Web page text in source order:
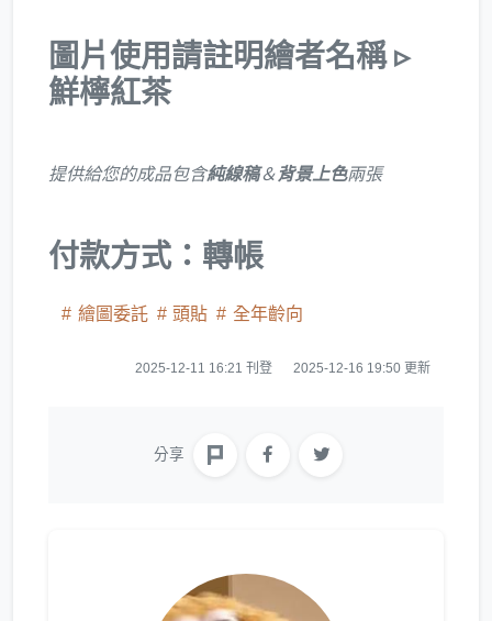
圖片使用請註明繪者名稱 ▹
鮮檸紅茶
提供給您的成品包含純線稿＆背景上色兩張
付款方式：轉帳
繪圖委託 頭貼 全年齡向
2025-12-11 16:21 刊登 2025-12-16 19:50 更新
分享